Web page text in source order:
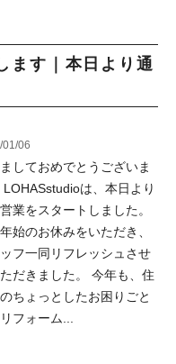
ます｜本日より通
06
しておめでとうございま
LOHASstudioは、本日より
業をスタートしました。
始のお休みをいただき、
フ一同リフレッシュさせ
だきました。 今年も、住
ちょっとしたお困りごと
フォーム...